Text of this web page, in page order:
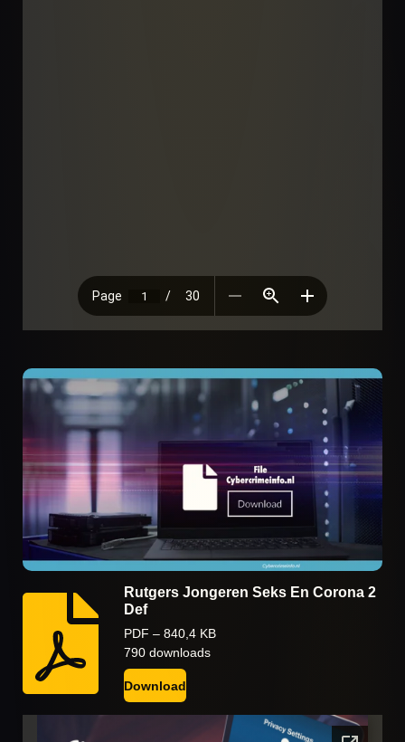
Rutgers Jongeren Seks En Corona 2
Def
PDF – 840,4 KB
790 downloads
Download